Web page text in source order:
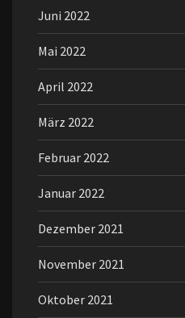
Juni 2022
Mai 2022
April 2022
März 2022
Februar 2022
Januar 2022
Dezember 2021
November 2021
Oktober 2021